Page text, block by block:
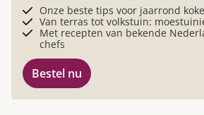
Onze beste tips voor jaarrond
Van terras tot volkstuin:
Met recepten van bekende
chefs
Bestel nu